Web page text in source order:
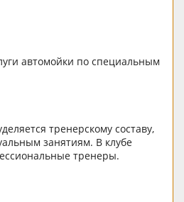
автомойки по специальным
тренерскому составу,
занятиям. В клубе
тренеры.